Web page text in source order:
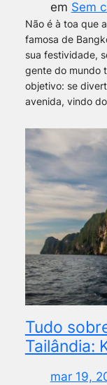
em Sem
Não é à toa que
famosa de
sua festividade,
gente do mundo
objetivo: se
avenida, vindo
Tudo
Tailândia:
mar 19,